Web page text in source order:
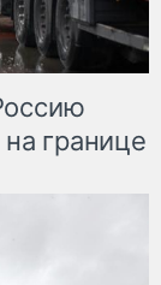
границе